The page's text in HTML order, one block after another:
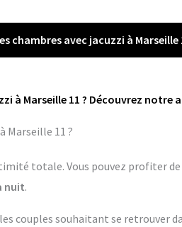
chambres avec jacuzzi à Marseille
à Marseille 11 ? Découvrez
Marseille 11 ?
totale. Vous pouvez profiter
nuit.
couples souhaitant se retrouver